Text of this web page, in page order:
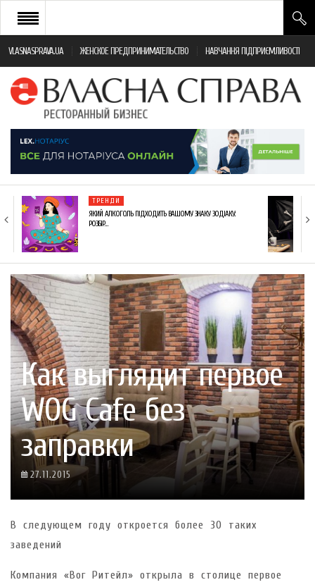
VLASNASPRAVA.UA ЖЕНСКОЕ ПРЕДПРИНИМАТЕЛЬСТВО НАВЧАННЯ ПІДПРИЄМЛИВОСТІ
НОВИНИ РЕСТОРАННОГО БІЗНЕСУ
ЯК ВІДКРИТИ ТА УСПІШНО КЕРУВАТИ
МОНІТОРИНГ ЗАКОНОДАВСТВА
ФРАНЧАЙЗИНГ
КНИГИ
ТРЕНДИ
ЯКИЙ АЛКОГОЛЬ ПІДХОДИТЬ ВАШОМУ ЗНАКУ ЗОДІАКУ:
РОЗБІР…
Как выглядит первое
WOG Cafe без
заправки
27.11.2015
В следующем году откроется более 30 таких
заведений
Компания «Вог Ритейл» открыла в столице первое